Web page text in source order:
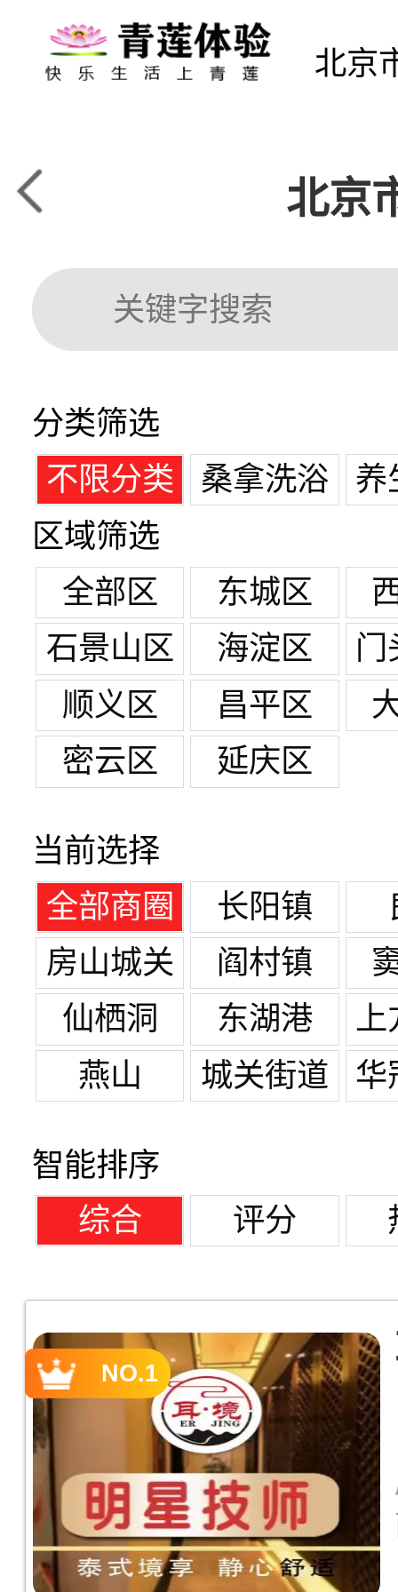
北京
北京
分类筛选
不限分类
桑拿洗浴
养
区域筛选
全部区
东城区
石景山区
海淀区
门
顺义区
昌平区
密云区
延庆区
当前选择
全部商圈
长阳镇
房山城关
阎村镇
仙栖洞
东湖港
上
家
燕山 城关街道 华
智能排序
综合
评分
NO.1